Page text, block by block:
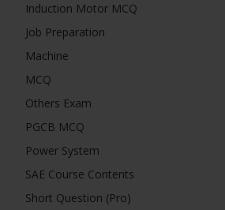
Induction Motor MCQ
Job Preparation
Machine
MCQ
Others Exam
PGCB MCQ
Power System
SAE Course Contents
Short Question (Pro)